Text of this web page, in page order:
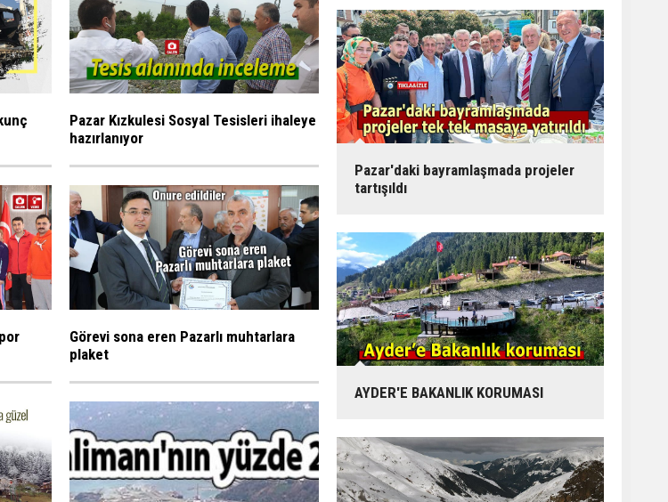
Pazar Kızkulesi Sosyal Tesisleri ihaleye
hazırlanıyor
Görevi sona eren Pazarlı muhtarlara
plaket
Pazar'daki bayramlaşmada projeler
tartışıldı
AYDER'E BAKANLIK KORUMASI